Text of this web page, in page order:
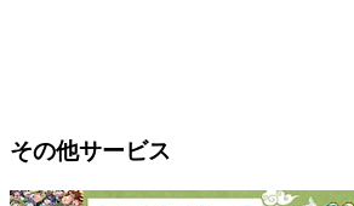
その他サービス